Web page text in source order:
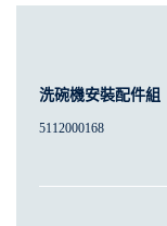
洗碗機安裝配件組
5112000168